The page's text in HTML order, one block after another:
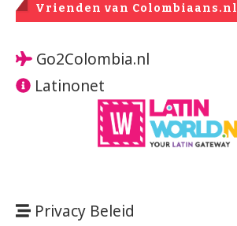
Vrienden van Colombiaans.nl
Go2Colombia.nl
Latinonet
Privacy Beleid